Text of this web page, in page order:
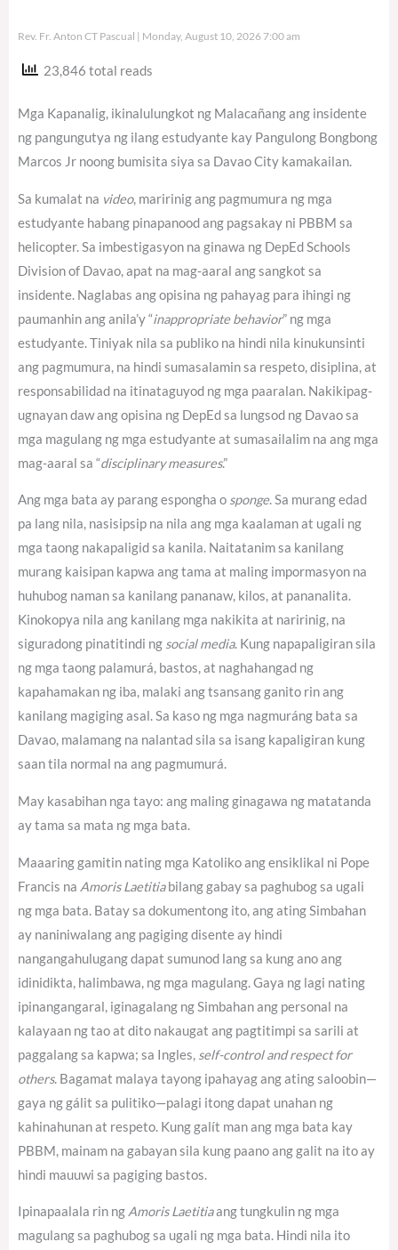
Rev. Fr. Anton CT Pascual Monday, August 10, 2026 7:00 am
23,846 total reads
Mga Kapanalig, ikinalulungkot ng Malacañang ang insidente
ng pangungutya ng ilang estudyante kay Pangulong Bongbong
Marcos Jr noong bumisita siya sa Davao City kamakailan.
Sa kumalat na video, maririnig ang pagmumura ng mga
estudyante habang pinapanood ang pagsakay ni PBBM sa
helicopter. Sa imbestigasyon na ginawa ng DepEd Schools
Division of Davao, apat na mag-aaral ang sangkot sa
insidente. Naglabas ang opisina ng pahayag para ihingi ng
paumanhin ang anila’y “inappropriate behavior” ng mga
estudyante. Tiniyak nila sa publiko na hindi nila kinukunsinti
ang pagmumura, na hindi sumasalamin sa respeto, disiplina, at
responsabilidad na itinataguyod ng mga paaralan. Nakikipag-
ugnayan daw ang opisina ng DepEd sa lungsod ng Davao sa
mga magulang ng mga estudyante at sumasailalim na ang mga
mag-aaral sa “disciplinary measures.”
Ang mga bata ay parang espongha o sponge. Sa murang edad
pa lang nila, nasisipsip na nila ang mga kaalaman at ugali ng
mga taong nakapaligid sa kanila. Naitatanim sa kanilang
murang kaisipan kapwa ang tama at maling impormasyon na
huhubog naman sa kanilang pananaw, kilos, at pananalita.
Kinokopya nila ang kanilang mga nakikita at naririnig, na
siguradong pinatitindi ng social media. Kung napapaligiran sila
ng mga taong palamurá, bastos, at naghahangad ng
kapahamakan ng iba, malaki ang tsansang ganito rin ang
kanilang magiging asal. Sa kaso ng mga nagmuráng bata sa
Davao, malamang na nalantad sila sa isang kapaligiran kung
saan tila normal na ang pagmumurá.
May kasabihan nga tayo: ang maling ginagawa ng matatanda
ay tama sa mata ng mga bata.
Maaaring gamitin nating mga Katoliko ang ensiklikal ni Pope
Francis na Amoris Laetitiabilang gabay sa paghubog sa ugali
ng mga bata. Batay sa dokumentong ito, ang ating Simbahan
ay naniniwalang ang pagiging disente ay hindi
nangangahulugang dapat sumunod lang sa kung ano ang
idinidikta, halimbawa, ng mga magulang. Gaya ng lagi nating
ipinangangaral, iginagalang ng Simbahan ang personal na
kalayaan ng tao at dito nakaugat ang pagtitimpi sa sarili at
paggalang sa kapwa; sa Ingles, self-control and respect for
others. Bagamat malaya tayong ipahayag ang ating saloobin—
gaya ng gálit sa pulitiko—palagi itong dapat unahan ng
kahinahunan at respeto. Kung galít man ang mga bata kay
PBBM, mainam na gabayan sila kung paano ang galit na ito ay
hindi mauuwi sa pagiging bastos.
Ipinapaalala rin ng Amoris Laetitiaang tungkulin ng mga
magulang sa paghubog sa ugali ng mga bata. Hindi nila ito